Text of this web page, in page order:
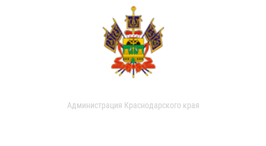
Администрация Краснодарского края